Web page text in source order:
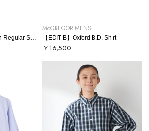
【EDIT-B】U.S.A Cotton Regular Shirt
McGREGOR MENS
【EDIT-B】Oxford B.D. Shirt
￥16,500